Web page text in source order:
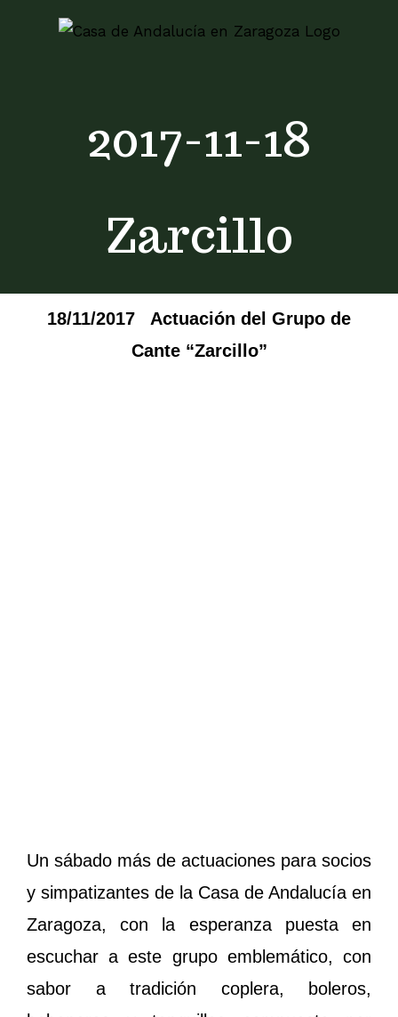
2017-11-18
Zarcillo
18/11/2017 Actuación del Grupo de
Cante “Zarcillo”
Un sábado más de actuaciones para socios
y simpatizantes de la Casa de Andalucía en
Zaragoza, con la esperanza puesta en
escuchar a este grupo emblemático, con
sabor a tradición coplera, boleros,